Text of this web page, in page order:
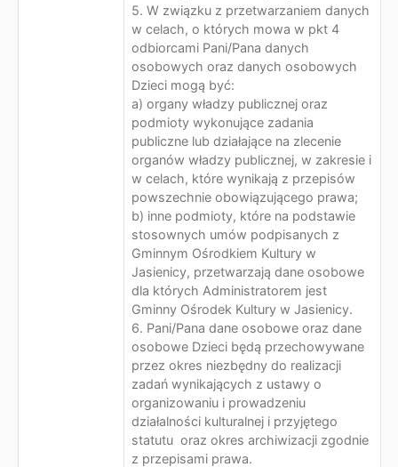
5. W związku z przetwarzaniem danych
w celach, o których mowa w pkt 4
odbiorcami Pani/Pana danych
osobowych oraz danych osobowych
Dzieci mogą być:
a) organy władzy publicznej oraz
podmioty wykonujące zadania
publiczne lub działające na zlecenie
organów władzy publicznej, w zakresie i
w celach, które wynikają z przepisów
powszechnie obowiązującego prawa;
b) inne podmioty, które na podstawie
stosownych umów podpisanych z
Gminnym Ośrodkiem Kultury w
Jasienicy, przetwarzają dane osobowe
dla których Administratorem jest
Gminny Ośrodek Kultury w Jasienicy.
6. Pani/Pana dane osobowe oraz dane
osobowe Dzieci będą przechowywane
przez okres niezbędny do realizacji
zadań wynikających z ustawy o
organizowaniu i prowadzeniu
działalności kulturalnej i przyjętego
statutu oraz okres archiwizacji zgodnie
z przepisami prawa.